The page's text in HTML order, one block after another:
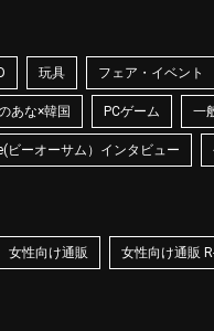
玩具 フェア・イベント
あな×韓国 PCゲーム 一
ビーオーサム）インタビュー
女性向け通販 女性向け通販